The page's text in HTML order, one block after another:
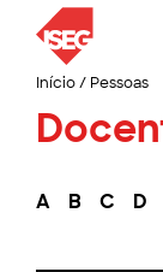
Início/ Pessoas
A B C D